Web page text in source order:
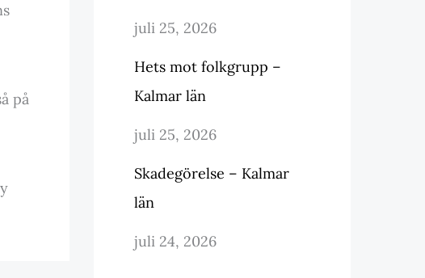
på
juli 25, 2026
Hets mot folkgrupp –
Kalmar län
juli 25, 2026
Skadegörelse – Kalmar
län
juli 24, 2026